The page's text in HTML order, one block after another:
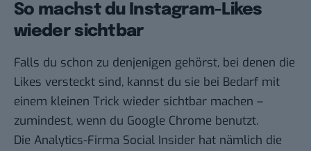
So machst du Instagram-Likes
wieder sichtbar
Falls du schon zu denjenigen gehörst, bei denen die
Likes versteckt sind, kannst du sie bei Bedarf mit
einem kleinen Trick wieder sichtbar machen –
zumindest, wenn du Google Chrome benutzt.
Die Analytics-Firma Social Insider hat nämlich die